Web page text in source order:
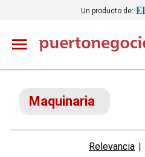
Un producto de:
Maquinaria
Relevancia |